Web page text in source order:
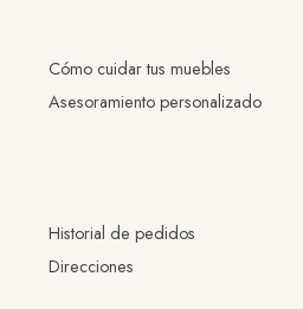
Cómo cuidar tus muebles
Asesoramiento personalizado
Historial de pedidos
Direcciones